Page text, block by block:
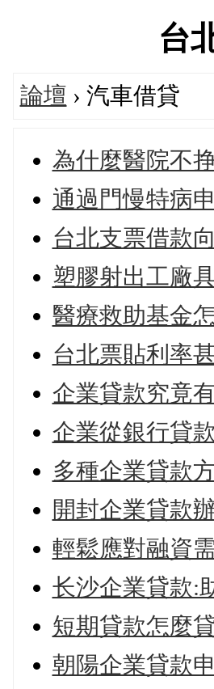
台
論壇 › 汽車借貸
為什麼醫院不
通過門慢特病
台北支票借款
塑膠射出工廠
醫療救助基金
台北票貼利率
企業貸款究竟
企業從銀行貸
多種企業貸款
開封企業貸款
輕鬆應對融資
长沙企業貸款:
短期貸款怎麼
朝陽企業貸款